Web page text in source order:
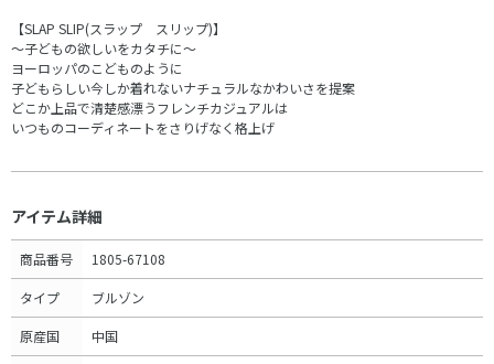
【SLAP SLIP(スラップ スリップ)】
～子どもの欲しいをカタチに～
ヨーロッパのこどものように
子どもらしい今しか着れないナチュラルなかわいさを提案
どこか上品で清楚感漂うフレンチカジュアルは
いつものコーディネートをさりげなく格上げ
アイテム詳細
商品番号 1805-67108
タイプ ブルゾン
原産国 中国